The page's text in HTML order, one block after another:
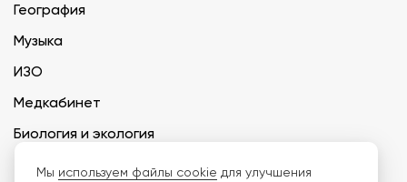
География
Музыка
ИЗО
Медкабинет
Биология и экология
Технология
Мы используем файлы cookie для улучшения